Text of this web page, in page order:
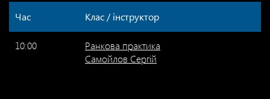
Час Клас / інструктор
10:00
Ранкова практика
Самойлов Сергій